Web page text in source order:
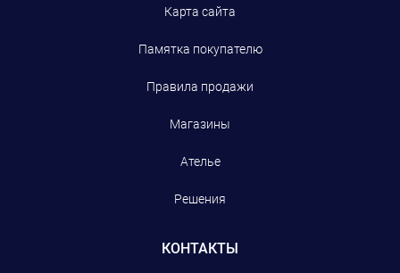
Карта сайта
Памятка покупателю
Правила продажи
Магазины
Ателье
Решения
КОНТАКТЫ